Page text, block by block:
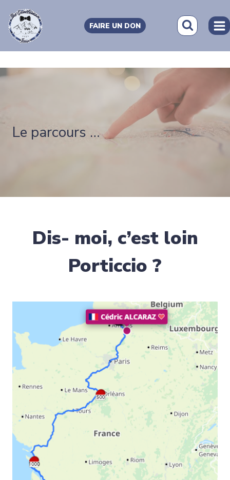
Aller
au
contenu
FAIRE UN DON
Le parcours …
Dis- moi, c’est loin
Porticcio ?